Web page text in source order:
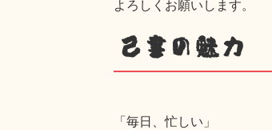
よろしくお願いします。
己書の魅力
「毎日、忙しい」